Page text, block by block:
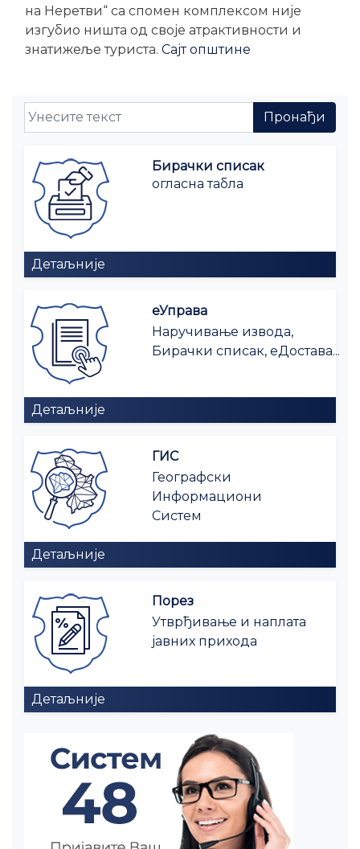
на Неретви“ са спомен комплексом није
изгубио ништа од своје атрактивности и
знатижеље туриста. Сајт општине
Бирачки списак
огласна табла
Детаљније
еУправа
Наручивање извода,
Бирачки списак, еДостава...
Детаљније
ГИС
Географски
Информациони
Систем
Детаљније
Порез
Утврђивање и наплата
јавних прихода
Детаљније